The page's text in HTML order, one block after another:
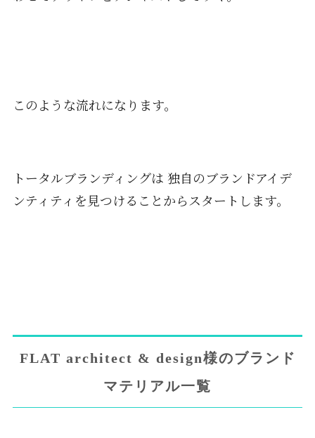
このような流れになります。
トータルブランディングは 独自のブランドアイデ
ンティティを見つけることからスタートします。
FLAT architect & design様のブランド
マテリアル一覧